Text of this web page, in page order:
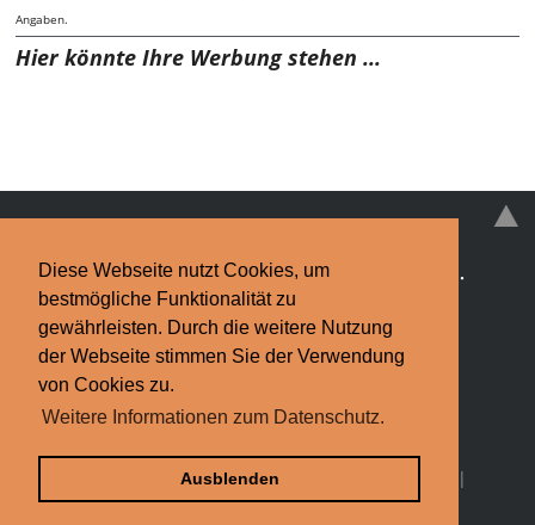
Diese Webseite nutzt Cookies, um
bestmögliche Funktionalität zu
gewährleisten. Durch die weitere Nutzung
der Webseite stimmen Sie der Verwendung
von Cookies zu.
Weitere Informationen zum Datenschutz.
Ausblenden
Angaben.
Hier könnte Ihre Werbung stehen ...
Schimmelpilz· Schimmelpilz-EXPERTEN
·
Infos & Tipps·
Impressum· Datenschutzerklärung
Finden Sie bundesweit Hilfe bei
Schimmelpilz.
Schimmel-Experten.de © 2013-2026
Bildquelle: Torsten Rempt / pixelio.de |
|
Schimmel-EXPERTEN.de weiterempfehlen